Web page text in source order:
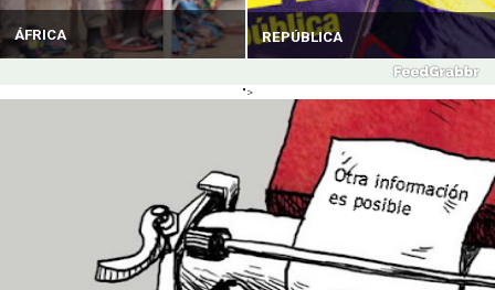
ÁFRICA REPÚBLICA
">